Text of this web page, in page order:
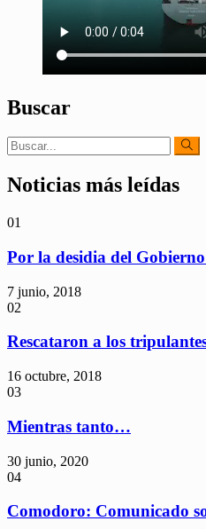
Buscar
Noticias más leídas
01
Por la desidia del
7 junio, 2018
02
Rescataron a los
16 octubre, 2018
03
Mientras tanto…
30 junio, 2020
04
Comodoro: Comunicado